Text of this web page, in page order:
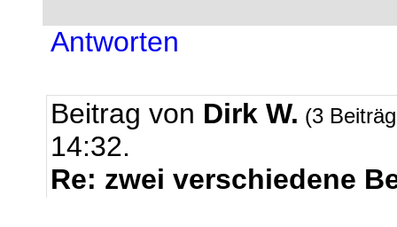
Antworten
Beitrag von Dirk W. (3
14:32.
Re: zwei verschiedene